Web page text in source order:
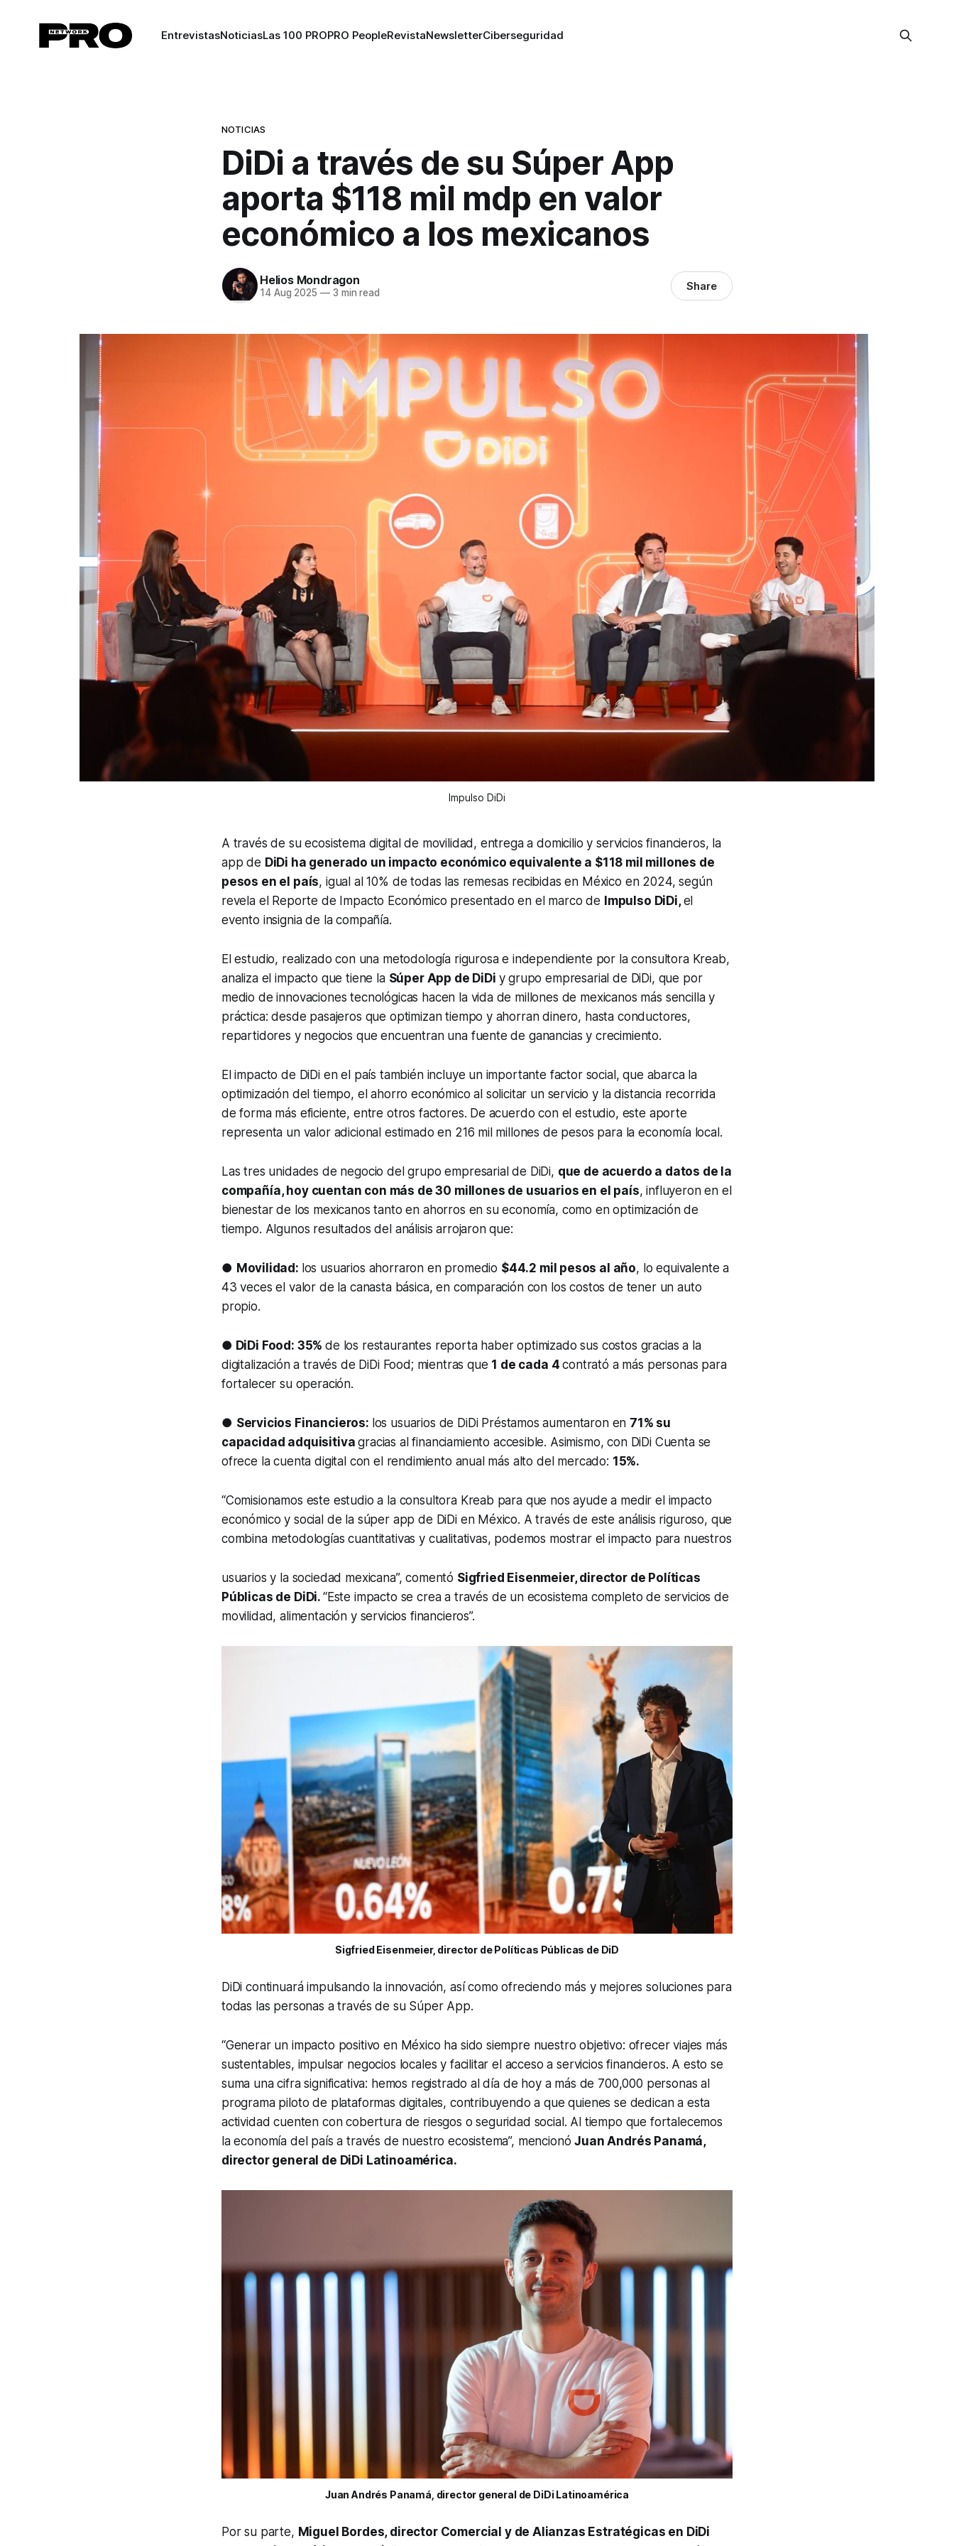
EntrevistasNoticiasLas 100 PROPRO PeopleRevistaNewsletterCiberseguridad
NOTICIAS
DiDi a través de su Súper App
aporta $118 mil mdp en valor
económico a los mexicanos
Helios Mondragon
14 Aug 2025 —3 min read Share
Impulso DiDi
A través de su ecosistema digital de movilidad, entrega a domicilio y servicios financieros, la
app de DiDi ha generado un impacto económico equivalente a $118 mil millones de
pesos en el país, igual al 10% de todas las remesas recibidas en México en 2024, según
revela el Reporte de Impacto Económico presentado en el marco de Impulso DiDi,el
evento insignia de la compañía.
El estudio, realizado con una metodología rigurosa e independiente por la consultora Kreab,
analiza el impacto que tiene la Súper App de DiDi y grupo empresarial de DiDi, que por
medio de innovaciones tecnológicas hacen la vida de millones de mexicanos más sencilla y
práctica: desde pasajeros que optimizan tiempo y ahorran dinero, hasta conductores,
repartidores y negocios que encuentran una fuente de ganancias y crecimiento.
El impacto de DiDi en el país también incluye un importante factor social, que abarca la
optimización del tiempo, el ahorro económico al solicitar un servicio y la distancia recorrida
de forma más eficiente, entre otros factores. De acuerdo con el estudio, este aporte
representa un valor adicional estimado en 216 mil millones de pesos para la economía local.
Las tres unidades de negocio del grupo empresarial de DiDi, que de acuerdo a datos de la
compañía, hoy cuentan con más de 30 millones de usuarios en el país, influyeron en el
bienestar de los mexicanos tanto en ahorros en su economía, como en optimización de
tiempo. Algunos resultados del análisis arrojaron que:
● Movilidad: los usuarios ahorraron en promedio $44.2 mil pesos al año, lo equivalente a
43 veces el valor de la canasta básica, en comparación con los costos de tener un auto
propio.
● DiDi Food: 35%de los restaurantes reporta haber optimizado sus costos gracias a la
digitalización a través de DiDi Food; mientras que 1 de cada 4contrató a más personas para
fortalecer su operación.
● Servicios Financieros: los usuarios de DiDi Préstamos aumentaron en 71% su
capacidad adquisitivagracias al financiamiento accesible. Asimismo, con DiDi Cuenta se
ofrece la cuenta digital con el rendimiento anual más alto del mercado: 15%.
“Comisionamos este estudio a la consultora Kreab para que nos ayude a medir el impacto
económico y social de la súper app de DiDi en México. A través de este análisis riguroso, que
combina metodologías cuantitativas y cualitativas, podemos mostrar el impacto para nuestros
usuarios y la sociedad mexicana”, comentó Sigfried Eisenmeier, director de Políticas
Públicas de DiDi. “Este impacto se crea a través de un ecosistema completo de servicios de
movilidad, alimentación y servicios financieros”.
Sigfried Eisenmeier, director de Políticas Públicas de DiD
DiDi continuará impulsando la innovación, así como ofreciendo más y mejores soluciones para
todas las personas a través de su Súper App.
“Generar un impacto positivo en México ha sido siempre nuestro objetivo: ofrecer viajes más
sustentables, impulsar negocios locales y facilitar el acceso a servicios financieros. A esto se
suma una cifra significativa: hemos registrado al día de hoy a más de 700,000 personas al
programa piloto de plataformas digitales, contribuyendo a que quienes se dedican a esta
actividad cuenten con cobertura de riesgos o seguridad social. Al tiempo que fortalecemos
la economía del país a través de nuestro ecosistema”, mencionóJuan Andrés Panamá,
director general de DiDi Latinoamérica.
Juan Andrés Panamá, director general de DiDi Latinoamérica
Por su parte, Miguel Bordes, director Comercial y de Alianzas Estratégicas en DiDi